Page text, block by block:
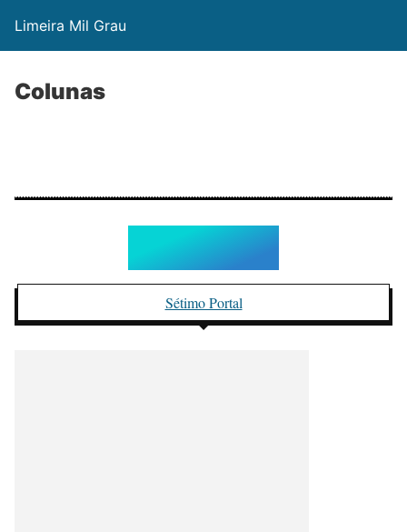
Limeira Mil Grau
Colunas
colunas
Sétimo Portal